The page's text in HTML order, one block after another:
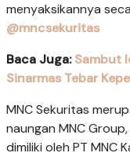
menyaksikannya
@mncsekuritas
Baca Juga:Sambut
Sinarmas Tebar
MNC Sekuritas
naungan MNC
dimiliki oleh PT MNC